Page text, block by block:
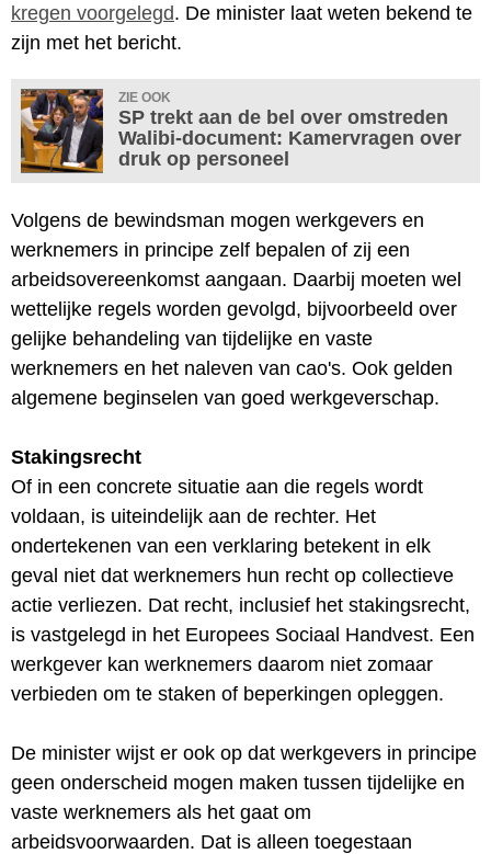
kregen voorgelegd. De minister laat weten bekend te
zijn met het bericht.
ZIE OOK
SP trekt aan de bel over omstreden
Walibi-document: Kamervragen over
druk op personeel
Volgens de bewindsman mogen werkgevers en
werknemers in principe zelf bepalen of zij een
arbeidsovereenkomst aangaan. Daarbij moeten wel
wettelijke regels worden gevolgd, bijvoorbeeld over
gelijke behandeling van tijdelijke en vaste
werknemers en het naleven van cao's. Ook gelden
algemene beginselen van goed werkgeverschap.
Stakingsrecht
Of in een concrete situatie aan die regels wordt
voldaan, is uiteindelijk aan de rechter. Het
ondertekenen van een verklaring betekent in elk
geval niet dat werknemers hun recht op collectieve
actie verliezen. Dat recht, inclusief het stakingsrecht,
is vastgelegd in het Europees Sociaal Handvest. Een
werkgever kan werknemers daarom niet zomaar
verbieden om te staken of beperkingen opleggen.
De minister wijst er ook op dat werkgevers in principe
geen onderscheid mogen maken tussen tijdelijke en
vaste werknemers als het gaat om
arbeidsvoorwaarden. Dat is alleen toegestaan